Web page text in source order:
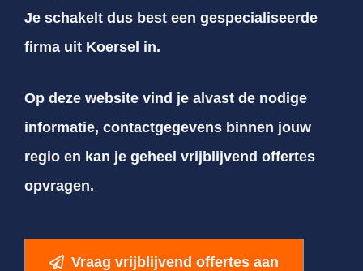
Je schakelt dus best een gespecialiseerde
firma uit Koersel in.
Op deze website vind je alvast de nodige
informatie, contactgegevens binnen jouw
regio en kan je geheel vrijblijvend offertes
opvragen.
Vraag vrijblijvend offertes aan